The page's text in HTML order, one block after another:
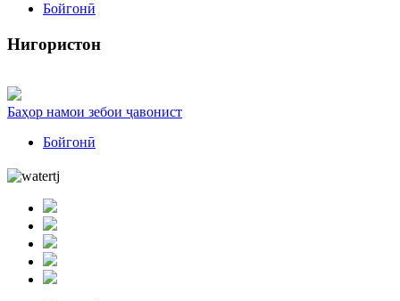
Бойгонӣ
Нигористон
Баҳор намои зебои ҷавонист
Бойгонӣ